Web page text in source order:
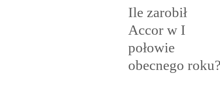
Ile zarobił
Accor w I
połowie
obecnego